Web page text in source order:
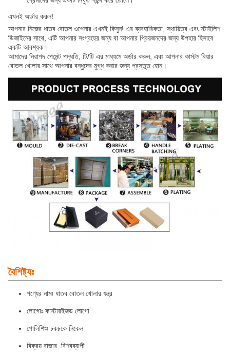
এখনই অর্ডার করুন!
আপনার নিজের ধাতব বোতল ওপেনার এখনই কিনুন! এর ব্যবহারিকতা, স্থায়িত্ব এবং স্টাইলিশ
ডিজাইনের সাথে, এটি আপনার সংগ্রহের জন্য বা আপনার প্রিয়জনদের জন্য উপহার হিসাবে
একটি আবশ্যক।
আমাদের নিরাপদ পেমেন্ট পদ্ধতি, টি/টি এর মাধ্যমে অর্ডার করুন, এবং আপনার কাস্টম বিয়ার
বোতল খোলার সাথে আপনার বন্ধুদের মুগ্ধ করার জন্য প্রস্তুত হোন।
বৈশিষ্ট্যঃ
পণ্যের নামঃ ধাতব বোতল খোলার যন্ত্র
লোগোঃ কাস্টমাইজড লোগো
পোলিশিংঃ চকচকে নিকেল
বিক্রয় বাজার: বিশ্বব্যাপী